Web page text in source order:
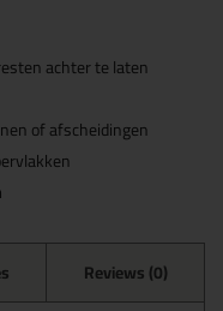
achter te laten
of afscheidingen
Reviews (0)